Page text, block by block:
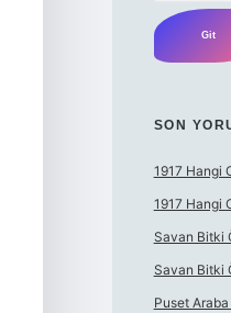
SON
1917 Hangi
1917 Hangi
Savan Bitki
Savan Bitki
Puset